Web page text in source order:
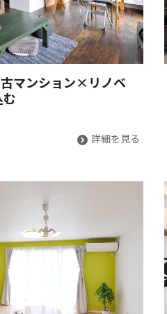
マンション×リノベ
詳細を見る